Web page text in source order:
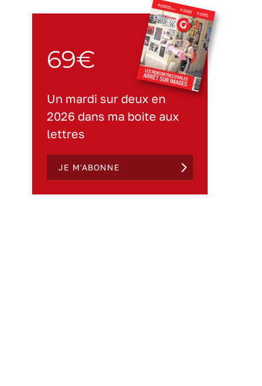
69€
Un mardi sur deux en
2026 dans ma boite aux
lettres
JE M'ABONNE